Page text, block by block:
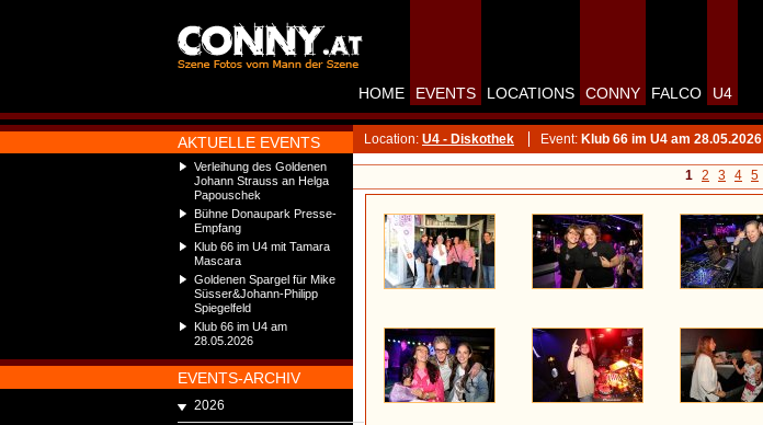
AKTUELLE EVENTS
Verleihung des Goldenen
Johann Strauss an Helga
Papouschek
Bühne Donaupark Presse-
Empfang
Klub 66 im U4 mit Tamara
Mascara
Goldenen Spargel für Mike
Süsser&Johann-Philipp
Spiegelfeld
Klub 66 im U4 am
28.05.2026
EVENTS-ARCHIV
2026
HOME EVENTS LOCATIONS CONNY FALCO U4
Location: U4 - Diskothek Event: Klub 66 im U4 am 28.05.2026
1 2 3 4 5